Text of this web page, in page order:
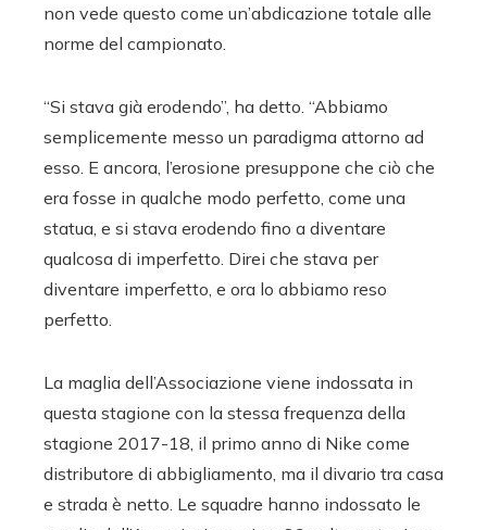
non vede questo come un’abdicazione totale alle
norme del campionato.
“Si stava già erodendo”, ha detto. “Abbiamo
semplicemente messo un paradigma attorno ad
esso. E ancora, l’erosione presuppone che ciò che
era fosse in qualche modo perfetto, come una
statua, e si stava erodendo fino a diventare
qualcosa di imperfetto. Direi che stava per
diventare imperfetto, e ora lo abbiamo reso
perfetto.
La maglia dell’Associazione viene indossata in
questa stagione con la stessa frequenza della
stagione 2017-18, il primo anno di Nike come
distributore di abbigliamento, ma il divario tra casa
e strada è netto. Le squadre hanno indossato le